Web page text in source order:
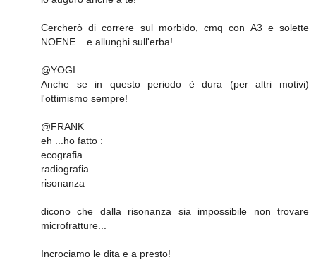
Cercherò di correre sul morbido, cmq con A3 e solette
NOENE ...e allunghi sull'erba!
@YOGI
Anche se in questo periodo è dura (per altri motivi)
l'ottimismo sempre!
@FRANK
eh ...ho fatto :
ecografia
radiografia
risonanza
dicono che dalla risonanza sia impossibile non trovare
microfratture...
Incrociamo le dita e a presto!